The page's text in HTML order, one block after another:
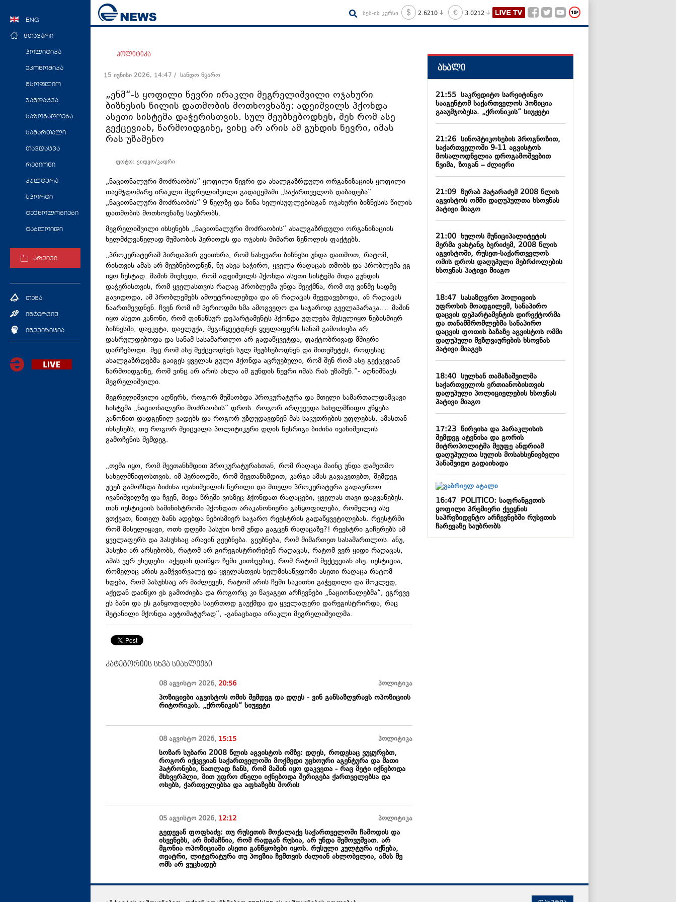
ENG
მთავარი
პოლიტიკა
ეკონომიკა
მსოფლიო
ჯანდაცვა
საზოგადოება
სამართალი
თავდაცვა
რეგიონი
კულტურა
სპორტი
ტექნოლოგიები
ტაბლოიდი
არქივი
თემა
ინტერვიუ
ინქვიზიცია
სებ-ის კურსი 2.6210 3.0212
პოლიტიკა
15 ივნისი 2026, 14:47 / სანდო წყარო
„ენმ“-ს ყოფილი წევრი ირაკლი მეგრელიშვილი ოჯახური
ბიზნესის წილის დათმობის მოთხოვნაზე: ადეიშვილს ჰქონდა
ასეთი სისტემა დაჭერისთვის. სულ მეუბნებოდნენ, შენ რომ ასე
გექცევიან, წარმოიდგინე, ვინც არ არის ამ გუნდის წევრი, იმას
რას უზამენო
ფოტო: ვიდეო/კადრი
„ნაციონალური მოძრაობის“ ყოფილი წევრი და ახალგაზრდული ორგანიზაციის ყოფილი
თავმჯდომარე ირაკლი მეგრელიშვილი გადაცემაში „საქართველოს დაბადება“
„ნაციონალური მოძრაობის“ 9 წელზე და წინა ხელისუფლებისგან ოჯახური ბიზნესის წილის
დათმობის მოთხოვნაზე საუბრობს.
მეგრელიშვილი იხსენებს „ნაციონალური მოძრაობის“ ახალგაზრდული ორგანიზაციის
ხელმძღვანელად მუშაობის პერიოდს და ოჯახის მიმართ ზეწოლის ფაქტებს.
„პროკურატურამ პირდაპირ გვითხრა, რომ ნახევარი ბიზნესი უნდა დათმოთ, რატომ,
რისთვის ამას არ მეუბნებოდნენ, ნუ ასეა საჭირო, ყველა რაღაცას თმობს და პრობლემა ეგ
იყო ზუსტად. მაშინ მივხვდი, რომ ადეიშვილს ჰქონდა ასეთი სისტემა შიდა გუნდის
დაჭერისთვის, რომ ყველასთვის რაღაც პრობლემა უნდა შეექმნა, რომ თუ ვინმე სადმე
გავიდოდა, ამ პრობლემებს ამოუტრიალებდა და ან რაღაცას შეედავებოდა, ან რაღაცას
წაართმევდნენ. ჩვენ რომ იმ პერიოდში ხმა ამოგვეღო და საჯაროდ გველაპარაკა.... მაშინ
იყო ასეთი კანონი, რომ ფინანსურ დეპარტამენტს ჰქონდა უფლება შესულიყო ნებისმიერ
ბიზნესში, დაეკეტა, დაელუქა, შეგიწყვეტდნენ ყველაფერს სანამ გამოძიება არ
დასრულდებოდა და სანამ სასამართლო არ გადაწყვეტდა, ფაქტობრივად მშიერი
დარჩებოდი. მეც რომ ასე მექცეოდნენ სულ მეუბნებოდნენ და მითუმეტეს, როდესაც
ახალგაზრდებმა გაიგეს ყველას გული ჰქონდა აცრუებული, რომ შენ რომ ასე გექცევიან
წარმოიდგინე, რომ ვინც არ არის ახლა ამ გუნდის წევრი იმას რას უზამენ.“- აღნიშნავს
მეგრელიშვილი.
მეგრელიშვილი აღწერს, როგორ მუშაობდა პროკურატურა და მთელი სამართალდამცავი
სისტემა „ნაციონალური მოძრაობის“ დროს. როგორ არღვევდა სახელმწიფო უწყება
კანონით დადგენილ ვადებს და როგორ უზღუდავდნენ მას საკუთრების უფლებას. ამასთან
იხსენებს, თუ როგორ შეიცვალა პოლიტიკური დღის წესრიგი ბიძინა ივანიშვილის
გამოჩენის შემდეგ.
„თემა იყო, რომ შევთანხმდით პროკურატურასთან, რომ რაღაცა მაინც უნდა დამეთმო
სახელმწიფოსთვის. იმ პერიოდში, რომ შევთანხმდით, კარგი ამას გავაკეთებთ, შემდეგ
უცებ გამოჩნდა ბიძინა ივანიშვილის წერილი და მთელი პროკურატურა გადაერთო
ივანიშვილზე და ჩვენ, შიდა წრეში ვისზეც ჰქონდათ რაღაცები, ყველას თავი დაგვანებეს.
თან იუსტიციის სამინისტროში ჰქონდათ არაკანონიერი განყოფილება, რომელიც ასე
ვთქვათ, წითელ ბანს ადებდა ნებისმიერ საჯარო რეესტრის გადაწყვეტილებას. რეესტრში
რომ მისულიყავი, ოთხ დღეში პასუხი ხომ უნდა გაგცენ რაღაცაზე?! რეესტრი გიჩერებს ამ
ყველაფერს და პასუხსაც არავინ გეუბნება. გეუბნება, რომ მიმართეთ სასამართლოს. ანუ,
პასუხი არ არსებობს, რატომ არ გირეგისტრირებენ რაღაცას, რატომ ვერ ყიდი რაღაცას,
ამას ვერ ვხვდები. აქედან დაიწყო ჩემი კითხვებიც, რომ რატომ მექცევიან ასე. იუსტიცია,
რომელიც არის გამჭვირვალე და ყველასთვის ხელმისაწვდომი ასეთი რაღაცა რატომ
ხდება, რომ პასუხსაც არ მაძლევენ, რატომ არის ჩემი საკითხი გაჭედილი და მოკლედ,
აქედან დაიწყო ეს გამოძიება და როგორც კი წავაგეთ არჩევნები „ნაციონალებმა“, ეგრევე
ეს ბანი და ეს განყოფილება საერთოდ გაუქმდა და ყველაფერი დარეგისტრირდა, რაც
შეტანილი მქონდა ავტომატურად“, -განაცხადა ირაკლი მეგრელიშვილმა.
კატეგორიის სხვა სიახლეები
08 აგვისტო 2026, 20:56 პოლიტიკა
პოზიციები აგვისტოს ომის შემდეგ და დღეს - ვინ განსაზღვრავს ოპოზიციის
რიტორიკას. „ქრონიკის“ სიუჟეტი
08 აგვისტო 2026, 15:15 პოლიტიკა
სოზარ სუბარი 2008 წლის აგვისტოს ომზე: დღეს, როდესაც ვუყურებთ,
როგორ იქცევიან საქართველოში მოქმედი უცხოური აგენტურა და მათი
პატრონები, ნათლად ჩანს, რომ მაშინ იყო დაკვეთა - რაც მეტი იქნებოდა
მსხვერპლი, მით უფრო ძნელი იქნებოდა შერიგება ქართველებსა და
ოსებს, ქართველებსა და აფხაზებს შორის
05 აგვისტო 2026, 12:12 პოლიტიკა
გედევან ფოფხაძე: თუ რუსეთის მოქალაქე საქართველოში ჩამოდის და
ისვენებს, არ მიმაჩნია, რომ რადგან რუსია, არ უნდა შემოვუშვათ. არ
მგონია ოპოზიციაში ასეთი განწყობები იყოს. რუსული კულტურა იქნება,
თეატრი, ლიტერატურა თუ პოეზია ჩემთვის ძალიან ახლობელია, ამას მე
ომს არ ვუცხადებ
ახალი
21:55საკრედიტო სარეიტინგო
სააგენტომ საქართველოს პოზიცია
გააუმჯობესა. „ქრონიკის“ სიუჟეტი
21:26სინოპტიკოსების პროგნოზით,
საქართველოში 9-11 აგვისტოს
მოსალოდნელია დროგამოშვებით
წვიმა, ზოგან – ძლიერი
21:09ზურაბ პატარაძემ 2008 წლის
აგვისტოს ომში დაღუპულთა ხსოვნას
პატივი მიაგო
21:00ხულოს მუნიციპალიტეტის
მერმა ვახტანგ ბერიძემ, 2008 წლის
აგვისტოში, რუსეთ-საქართველოს
ომის დროს დაღუპული მებრძოლების
ხსოვნას პატივი მიაგო
18:47სასაზღვრო პოლიციის
უფროსის მოადგილემ, სანაპირო
დაცვის დეპარტამენტის დირექტორმა
და თანამშრომლებმა სანაპირო
დაცვის ფოთის ბაზაზე აგვისტოს ომში
დაღუპული მეზღვაურების ხსოვნას
პატივი მიაგეს
18:40სულხან თამაზაშვილმა
საქართველოს ერთიანობისთვის
დაღუპული პოლიციელების ხსოვნას
პატივი მიაგო
17:23წირვისა და პარაკლისის
შემდეგ ატენისა და გორის
მიტროპოლიტმა მეუფე ანდრიამ
დაღუპულთა სულის მოსახსენიებელი
პანაშვიდი გადაიხადა
16:47POLITICO: საფრანგეთის
ყოფილი პრემიერი ქვეყნის
საპრეზიდენტო არჩევნებში რუსეთის
ჩარევაზე საუბრობს